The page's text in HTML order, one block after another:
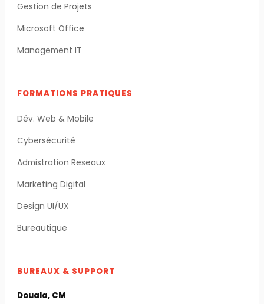
Gestion de Projets
Microsoft Office
Management IT
FORMATIONS PRATIQUES
Dév. Web & Mobile
Cybersécurité
Admistration Reseaux
Marketing Digital
Design UI/UX
Bureautique
BUREAUX & SUPPORT
Douala, CM